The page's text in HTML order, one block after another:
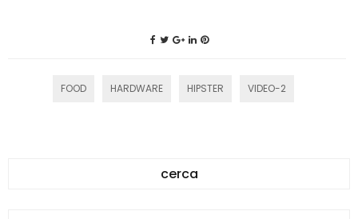
FOOD HARDWARE HIPSTER VIDEO-2
cerca